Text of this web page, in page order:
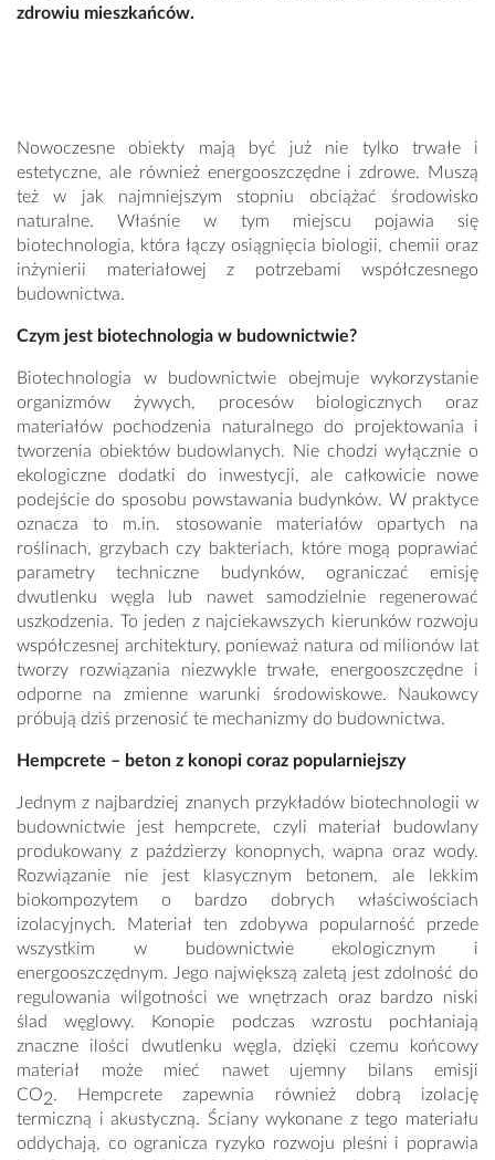
zdrowiu mieszkańców.
Nowoczesne obiekty mają być już nie tylko trwałe i
estetyczne, ale również energooszczędne i zdrowe. Muszą
też w jak najmniejszym stopniu obciążać środowisko
naturalne. Właśnie w tym miejscu pojawia się
biotechnologia, która łączy osiągnięcia biologii, chemii oraz
inżynierii materiałowej z potrzebami współczesnego
budownictwa.
Czym jest biotechnologia w budownictwie?
Biotechnologia w budownictwie obejmuje wykorzystanie
organizmów żywych, procesów biologicznych oraz
materiałów pochodzenia naturalnego do projektowania i
tworzenia obiektów budowlanych. Nie chodzi wyłącznie o
ekologiczne dodatki do inwestycji, ale całkowicie nowe
podejście do sposobu powstawania budynków. W praktyce
oznacza to m.in. stosowanie materiałów opartych na
roślinach, grzybach czy bakteriach, które mogą poprawiać
parametry techniczne budynków, ograniczać emisję
dwutlenku węgla lub nawet samodzielnie regenerować
uszkodzenia. To jeden z najciekawszych kierunków rozwoju
współczesnej architektury, ponieważ natura od milionów lat
tworzy rozwiązania niezwykle trwałe, energooszczędne i
odporne na zmienne warunki środowiskowe. Naukowcy
próbują dziś przenosić te mechanizmy do budownictwa.
Hempcrete – beton z konopi coraz popularniejszy
Jednym z najbardziej znanych przykładów biotechnologii w
budownictwie jest hempcrete, czyli materiał budowlany
produkowany z paździerzy konopnych, wapna oraz wody.
Rozwiązanie nie jest klasycznym betonem, ale lekkim
biokompozytem o bardzo dobrych właściwościach
izolacyjnych. Materiał ten zdobywa popularność przede
wszystkim w budownictwie ekologicznym i
energooszczędnym. Jego największą zaletą jest zdolność do
regulowania wilgotności we wnętrzach oraz bardzo niski
ślad węglowy. Konopie podczas wzrostu pochłaniają
znaczne ilości dwutlenku węgla, dzięki czemu końcowy
materiał może mieć nawet ujemny bilans emisji
CO2. Hempcrete zapewnia również dobrą izolację
termiczną i akustyczną. Ściany wykonane z tego materiału
oddychają, co ogranicza ryzyko rozwoju pleśni i poprawia